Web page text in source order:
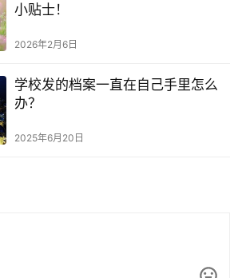
小贴士！
2026年2月6日
学校发的档案一直在自己手里怎么
办？
2025年6月20日